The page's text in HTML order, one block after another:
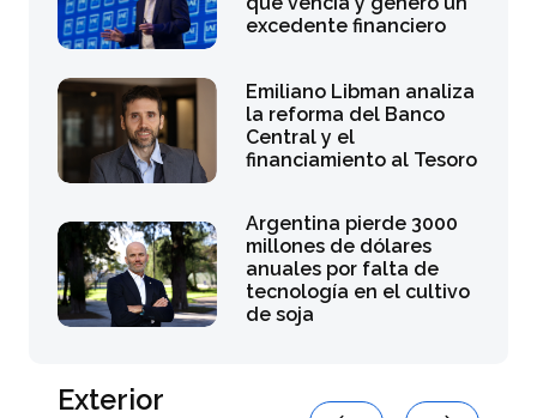
excedente financiero
Emiliano Libman analiza
la reforma del Banco
Central y el
financiamiento al Tesoro
Argentina pierde 3000
millones de dólares
anuales por falta de
tecnología en el cultivo
de soja
Exterior